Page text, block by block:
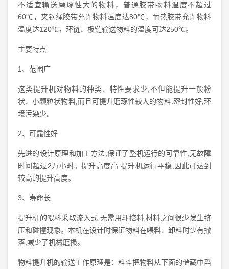
不适宜输送磨琢性大的物料，普通胶带物料温度不超过
60℃，夹钢绳胶带允许物料温度达80℃，耐热胶带允许物料
温度达120℃，环链、板链输送物料的温度可达250℃。
主要特点
1、范围广
这类提升机对物料的种类、特性要求少,不但能提升一般粉
状、小颗粒状物料,而且可提升磨琢性较大的物料.密封性好,环
境污染少。
2、可靠性好
先进的设计原理和加工方法,保证了整机运行的可靠性,无故障
时间超过2万小时。提升高度高.提升机运行平稳,因此可达到
较高的提升高度。
3、寿命长
提升机的喂料采取流入式,无需用斗挖料,材料之间很少发生挤
压和碰撞现象。本机在设计时保证物料在喂料、卸料时少有撒
落,减少了机械磨损。
物料提升机的输送工作原理是：料斗把物料从下面的储藏中舀